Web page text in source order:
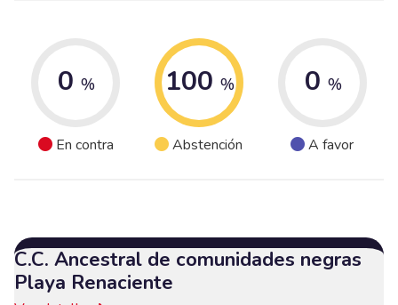
0 %
En contra
100 %
Abstención
0 %
A favor
C.C. Ancestral de comunidades negras
Playa Renaciente